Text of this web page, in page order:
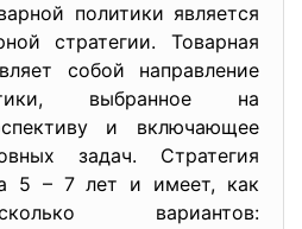
политики является
стратегии. Товарная
собой направление
выбранное на
и включающее
задач. Стратегия
5 – 7 лет и имеет, как
вариантов: